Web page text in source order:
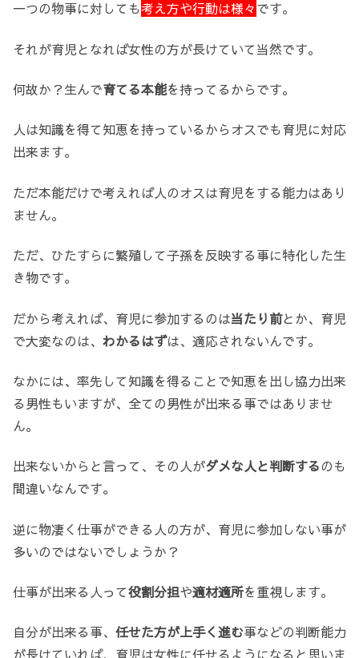
一つの物事に対しても考え方や行動は様々です。
それが育児となれば女性の方が長けていて当然です。
何故か？生んで育てる本能を持ってるからです。
人は知識を得て知恵を持っているからオスでも育児に対応
出来ます。
ただ本能だけで考えれば人のオスは育児をする能力はあり
ません。
ただ、ひたすらに繁殖して子孫を反映する事に特化した生
き物です。
だから考えれば、育児に参加するのは当たり前とか、育児
で大変なのは、 わかるはずは、適応されないんです。
なかには、率先して知識を得ることで知恵を出し協力出来
る男性もいますが、全ての男性が出来る事ではありませ
ん。
出来ないからと言って、その人がダメな人と判断するのも
間違いなんです。
逆に物凄く仕事ができる人の方が、育児に参加しない事が
多いのではないでしょうか？
仕事が出来る人って役割分担や適材適所を重視します。
自分が出来る事、 任せた方が上手く進む事などの判断能力
が長けていれば、育児は女性に任せるようになると思いま